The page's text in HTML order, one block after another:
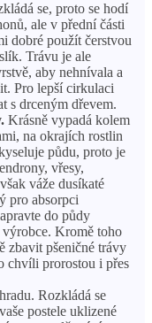
se, proto se hodí
ale v přední části
dobré použít čerstvou
Trávu je ale
aby nehnívala a
Pro lepší cirkulaci
s drceným dřevem.
Krásně vypadá kolem
na okrajích rostlin
půdu, proto je
vřesy,
váže dusíkaté
pro absorpci
do půdy
Kromě toho
zbavit pšeničné trávy
chvíli prorostou i přes
Rozkládá se
postele uklizené